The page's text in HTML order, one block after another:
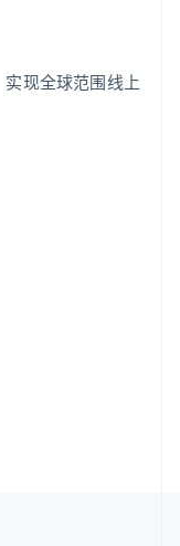
现全球范围线上